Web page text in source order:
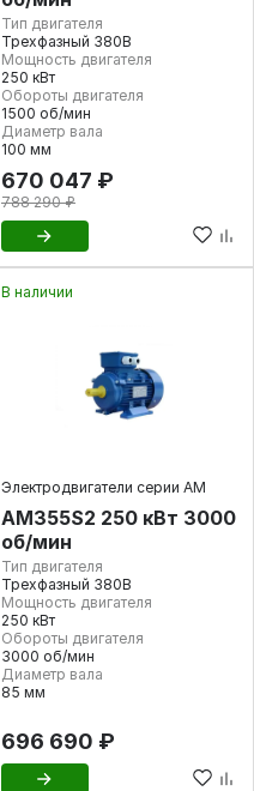
Тип двигателя
Трехфазный 380В
Мощность двигателя
250 кВт
Обороты двигателя
1500 об/мин
Диаметр вала
100 мм
670 047 ₽
788 290 ₽
В наличии
Электродвигатели серии АМ
АМ355S2 250 кВт 3000
об/мин
Тип двигателя
Трехфазный 380В
Мощность двигателя
250 кВт
Обороты двигателя
3000 об/мин
Диаметр вала
85 мм
696 690 ₽